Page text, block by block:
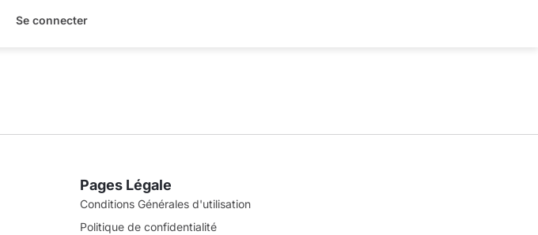
Se connecter
Pages Légale
Conditions Générales d'utilisation
Politique de confidentialité